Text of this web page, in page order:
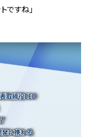
ですね」